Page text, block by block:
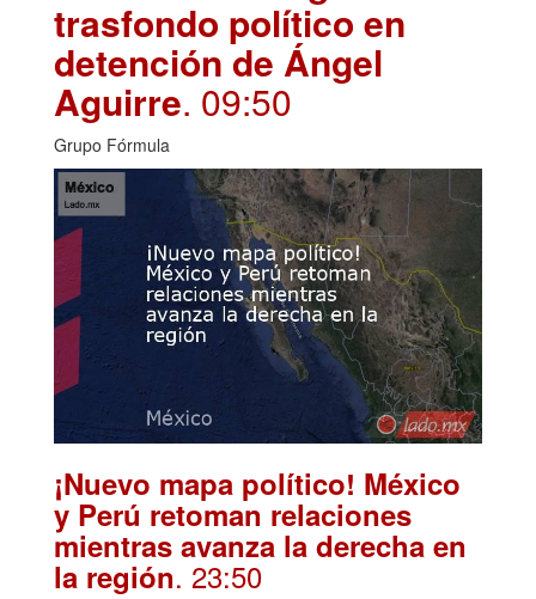
trasfondo político en
detención de Ángel
Aguirre. 09:50
Grupo Fórmula
¡Nuevo mapa político! México
y Perú retoman relaciones
mientras avanza la derecha en
la región. 23:50